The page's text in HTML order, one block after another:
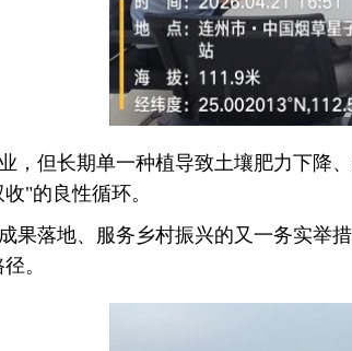
，但长期单一种植导致土壤肥力下降
"的良性循环。
果落地、服务乡村振兴的又一务实举
。